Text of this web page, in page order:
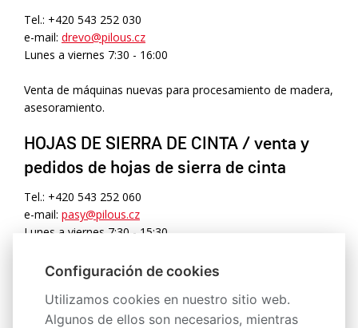
Tel.: +420 543 252 030
e-mail: drevo@pilous.cz
Lunes a viernes 7:30 - 16:00
Venta de máquinas nuevas para procesamiento de madera,
asesoramiento.
HOJAS DE SIERRA DE CINTA / venta y
pedidos de hojas de sierra de cinta
Tel.: +420 543 252 060
e-mail: pasy@pilous.cz
Lunes a viernes 7:30 - 15:30
SERVICIO DE SIERRAS PARA METAL Y
MADERA / repuestos para máquinas
CTR y ARG, consultas
Configuración de cookies
Utilizamos cookies en nuestro sitio web.
Algunos de ellos son necesarios, mientras